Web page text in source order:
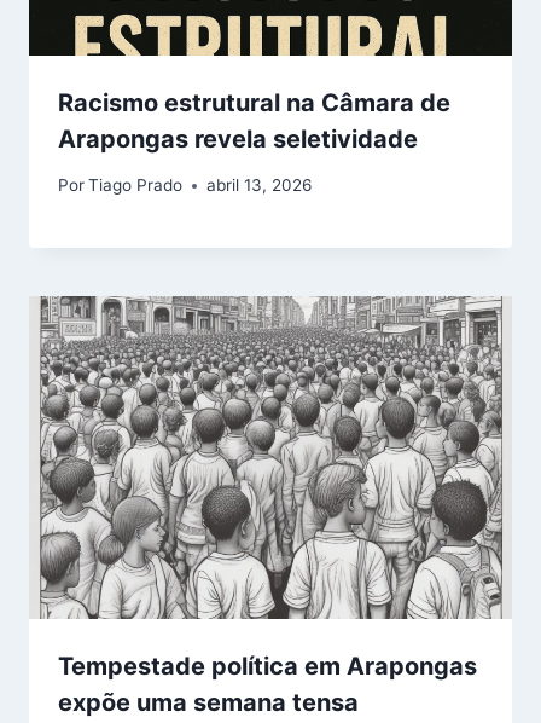
Racismo estrutural na Câmara de
Arapongas revela seletividade
PorTiago Prado abril 13, 2026
Tempestade política em Arapongas
expõe uma semana tensa